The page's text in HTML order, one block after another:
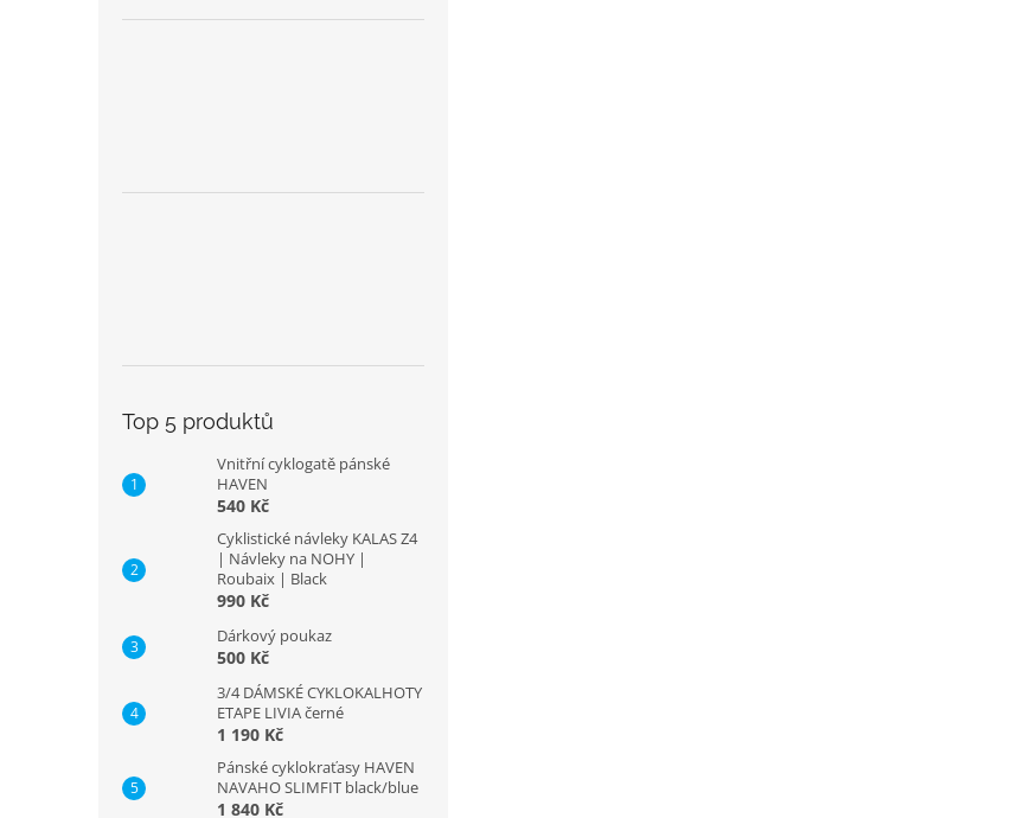
Top 5 produktů
Vnitřní cyklogatě pánské
HAVEN
540 Kč
Cyklistické návleky KALAS Z4
| Návleky na NOHY |
Roubaix | Black
990 Kč
Dárkový poukaz
500 Kč
3/4 DÁMSKÉ CYKLOKALHOTY
ETAPE LIVIA černé
1 190 Kč
Pánské cyklokraťasy HAVEN
NAVAHO SLIMFIT black/blue
1 840 Kč